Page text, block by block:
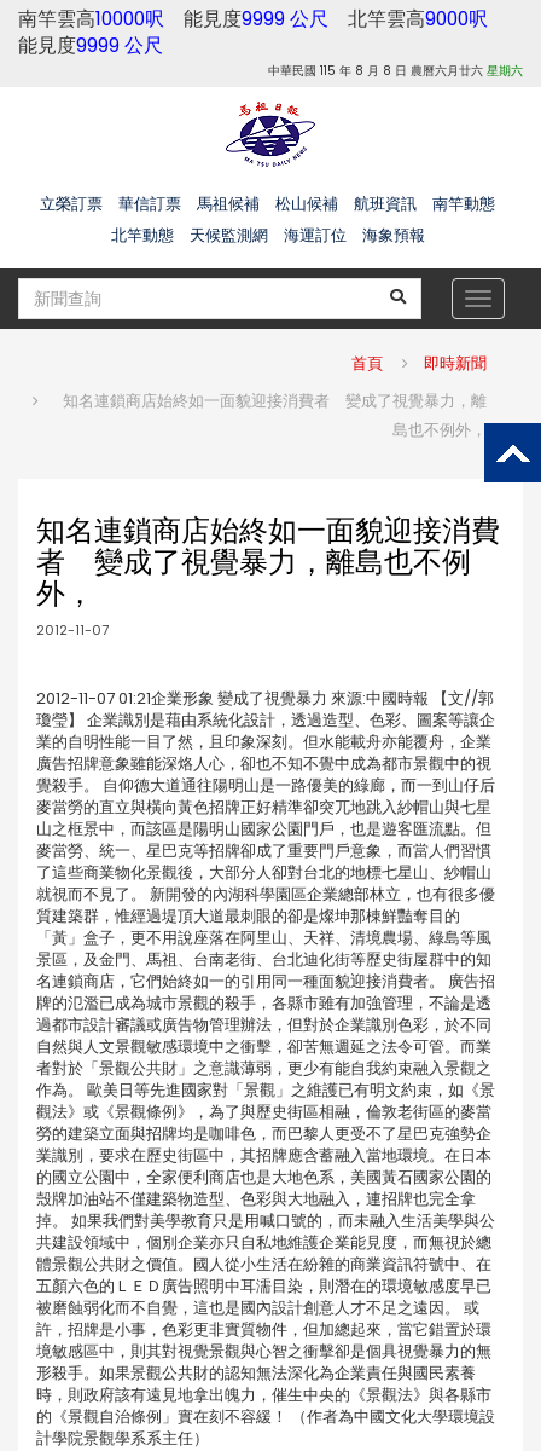
南竿雲高10000呎 能見度9999 公尺 北竿雲高9000呎
能見度9999 公尺
中華民國 115 年 8 月 8 日 農曆六月廿六 星期六
立榮訂票 華信訂票 馬祖候補 松山候補 航班資訊
南竿動態
北竿動態
天候監測網 海運訂位 海象預報
Toggle
首頁 即時新聞
知名連鎖商店始終如一面貌迎接消費者 變成了視覺暴力，離
島也不例外，
知名連鎖商店始終如一面貌迎接消費
者 變成了視覺暴力，離島也不例
外，
2012-11-07
2012-11-07 01:21企業形象 變成了視覺暴力 來源:中國時報 【文//郭
瓊瑩】 企業識別是藉由系統化設計，透過造型、色彩、圖案等讓企
業的自明性能一目了然，且印象深刻。但水能載舟亦能覆舟，企業
廣告招牌意象雖能深烙人心，卻也不知不覺中成為都市景觀中的視
覺殺手。 自仰德大道通往陽明山是一路優美的綠廊，而一到山仔后
麥當勞的直立與橫向黃色招牌正好精準卻突兀地跳入紗帽山與七星
山之框景中，而該區是陽明山國家公園門戶，也是遊客匯流點。但
麥當勞、統一、星巴克等招牌卻成了重要門戶意象，而當人們習慣
了這些商業物化景觀後，大部分人卻對台北的地標七星山、紗帽山
就視而不見了。 新開發的內湖科學園區企業總部林立，也有很多優
質建築群，惟經過堤頂大道最刺眼的卻是燦坤那棟鮮豔奪目的
「黃」盒子，更不用說座落在阿里山、天祥、清境農場、綠島等風
景區，及金門、馬祖、台南老街、台北迪化街等歷史街屋群中的知
名連鎖商店，它們始終如一的引用同一種面貌迎接消費者。 廣告招
牌的氾濫已成為城市景觀的殺手，各縣市雖有加強管理，不論是透
過都市設計審議或廣告物管理辦法，但對於企業識別色彩，於不同
自然與人文景觀敏感環境中之衝擊，卻苦無週延之法令可管。而業
者對於「景觀公共財」之意識薄弱，更少有能自我約束融入景觀之
作為。 歐美日等先進國家對「景觀」之維護已有明文約束，如《景
觀法》或《景觀條例》，為了與歷史街區相融，倫敦老街區的麥當
勞的建築立面與招牌均是咖啡色，而巴黎人更受不了星巴克強勢企
業識別，要求在歷史街區中，其招牌應含蓄融入當地環境。在日本
的國立公園中，全家便利商店也是大地色系，美國黃石國家公園的
殼牌加油站不僅建築物造型、色彩與大地融入，連招牌也完全拿
掉。 如果我們對美學教育只是用喊口號的，而未融入生活美學與公
共建設領域中，個別企業亦只自私地維護企業能見度，而無視於總
體景觀公共財之價值。國人從小生活在紛雜的商業資訊符號中、在
五顏六色的ＬＥＤ廣告照明中耳濡目染，則潛在的環境敏感度早已
被磨蝕弱化而不自覺，這也是國內設計創意人才不足之遠因。 或
許，招牌是小事，色彩更非實質物件，但加總起來，當它錯置於環
境敏感區中，則其對視覺景觀與心智之衝擊卻是個具視覺暴力的無
形殺手。如果景觀公共財的認知無法深化為企業責任與國民素養
時，則政府該有遠見地拿出魄力，催生中央的《景觀法》與各縣市
的《景觀自治條例」實在刻不容緩！ （作者為中國文化大學環境設
計學院景觀學系系主任）